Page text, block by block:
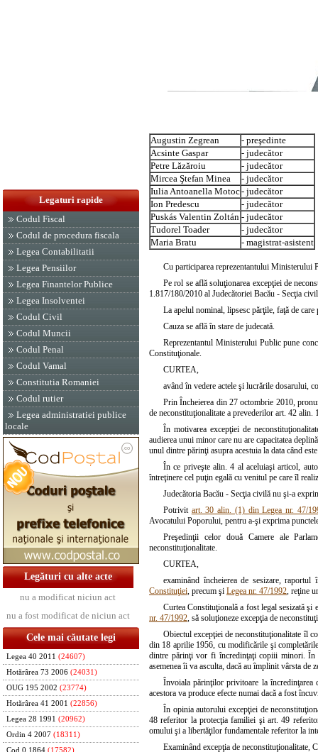
Legaturi rapide
Codul Fiscal
Codul de procedura fiscala
Legea Contabilitatii
Legea Pensiilor
Legea Finantelor Publice
Legea Insolventei
Codul Civil
Codul Muncii
Codul Penal
Codul Vamal
Constitutia Romaniei
Codul rutier
Legea administratiei publice
locale
Legături cu alte acte
nu a modificat niciun act
nu a fost modificat de niciun act
Cele mai căutate legi
Legea 40 2011 (24607)
Hotărârea 73 2006 (24031)
OUG 195 2002 (23774)
Hotărârea 41 2001 (22856)
Legea 28 1991 (20962)
Ordin 4 2007 (18311)
Cod 0 1864 (17582)
Augustin Zegrean
- preşedinte
Acsinte Gaspar
- judecător
Petre Lăzăroiu
- judecător
Mircea Ştefan Minea
- judecător
Iulia Antoanella Motoc- judecător
Ion Predescu
- judecător
Puskás Valentin Zoltán - judecător
Tudorel Toader
- judecător
Maria Bratu
- magistrat-asistent
Cu participarea reprezentantului Ministerului
Pe rol se află soluţionarea excepţiei de
1.817/180/2010 al Judecătoriei Bacău - Secţia
La apelul nominal, lipsesc părţile, faţă de
Cauza se află în stare de judecată.
Reprezentantul Ministerului Public pune
Constituţionale.
CURTEA,
având în vedere actele şi lucrările dosarului,
Prin Încheierea din 27 octombrie 2010,
de neconstituţionalitate a prevederilor art. 42
În motivarea excepţiei de
audierea unui minor care nu are capacitatea
unul dintre părinţi asupra acestuia la data când
În ce priveşte alin. 4 al aceluiaşi articol,
întreţinere cel puţin egală cu venitul pe care îl
Judecătoria Bacău - Secţia civilă nu şi-a
Potrivit art. 30 alin. (1) din Legea nr. 47/
Avocatului Poporului, pentru a-şi exprima
Preşedinţii celor două Camere ale
neconstituţionalitate.
CURTEA,
examinând încheierea de sesizare,
Constituţiei, precum şi Legea nr. 47/1992, reţine
Curtea Constituţională a fost legal sesizată
nr. 47/1992, să soluţioneze excepţia de
Obiectul excepţiei de neconstituţionalitate îl
din 18 aprilie 1956, cu modificările şi
dintre părinţi vor fi încredinţaţi copiii minori. În
asemenea îi va asculta, dacă au împlinit vârsta
Învoiala părinţilor privitoare la încredinţarea
acestora va produce efecte numai dacă a fost
În opinia autorului excepţiei de
48 referitor la protecţia familiei şi art. 49
omului şi a libertăţilor fundamentale referitor la
Examinând excepţia de neconstituţionalitate,